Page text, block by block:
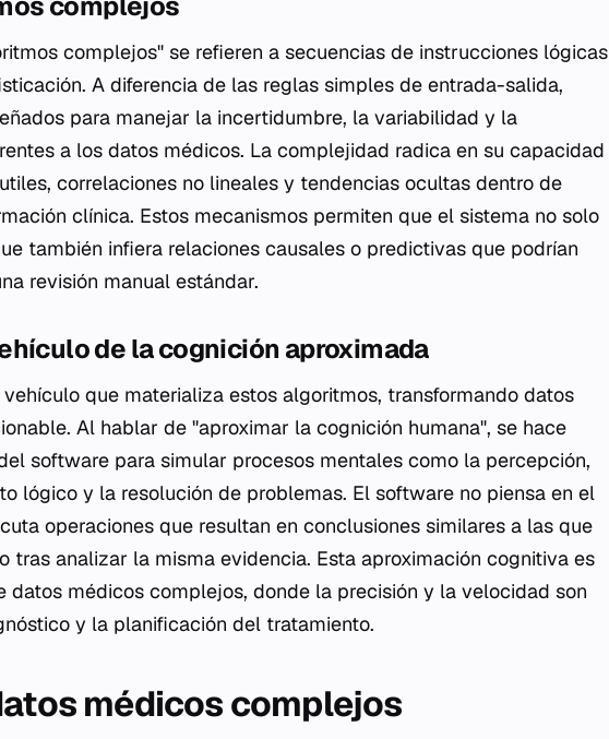
complejos" se refieren a secuencias de instrucciones lógicas
A diferencia de las reglas simples de entrada-salida,
para manejar la incertidumbre, la variabilidad y la
a los datos médicos. La complejidad radica en su capacidad
correlaciones no lineales y tendencias ocultas dentro de
clínica. Estos mecanismos permiten que el sistema no solo
también infiera relaciones causales o predictivas que podrían
revisión manual estándar.
de la cognición aproximada
que materializa estos algoritmos, transformando datos
Al hablar de "aproximar la cognición humana", se hace
software para simular procesos mentales como la percepción,
lógico y la resolución de problemas. El software no piensa en el
operaciones que resultan en conclusiones similares a las que
tras analizar la misma evidencia. Esta aproximación cognitiva es
datos médicos complejos, donde la precisión y la velocidad son
y la planificación del tratamiento.
médicos complejos